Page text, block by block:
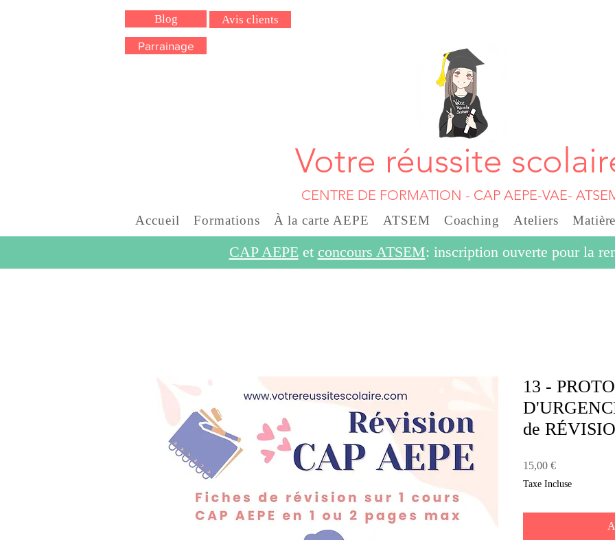
Blog Avis clients
Parrainage
Votre réussite
CENTRE DE FORMATION - CAP AEPE-VAE-
Accueil Formations À la carte AEPE ATSEM Coaching Ateliers
CAP AEPEet concours ATSEM: inscription ouverte pour la
13 -
de
15,00 €Prix
Taxe Incluse